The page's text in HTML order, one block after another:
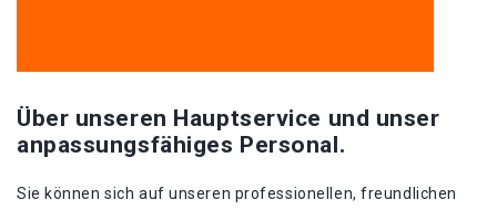
Über unseren Hauptservice und unser
anpassungsfähiges Personal.
Sie können sich auf unseren professionellen, freundlichen